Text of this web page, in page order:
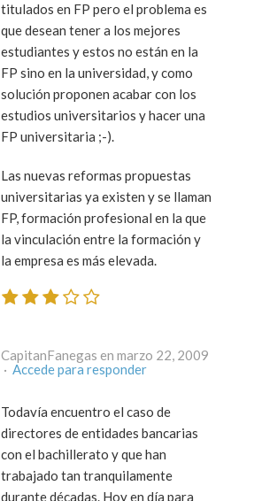
titulados en FP pero el problema es
que desean tener a los mejores
estudiantes y estos no están en la
FP sino en la universidad, y como
solución proponen acabar con los
estudios universitarios y hacer una
FP universitaria ;-).
Las nuevas reformas propuestas
universitarias ya existen y se llaman
FP, formación profesional en la que
la vinculación entre la formación y
la empresa es más elevada.
CapitanFanegas en marzo 22, 2009
· Accede para responder
Todavía encuentro el caso de
directores de entidades bancarias
con el bachillerato y que han
trabajado tan tranquilamente
durante décadas. Hoy en día para